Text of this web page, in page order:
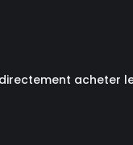
acheter